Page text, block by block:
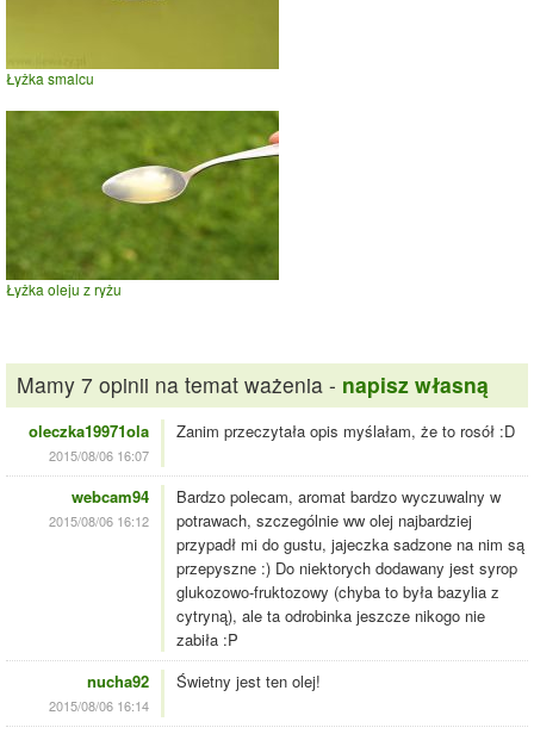
Łyżka smalcu
Łyżka oleju z ryżu
Mamy 7 opinii na temat ważenia - napisz własną
oleczka19971ola
2015/08/06 16:07
Zanim przeczytała opis myślałam, że to rosół :D
webcam94
2015/08/06 16:12
Bardzo polecam, aromat bardzo wyczuwalny w
potrawach, szczególnie ww olej najbardziej
przypadł mi do gustu, jajeczka sadzone na nim są
przepyszne :) Do niektorych dodawany jest syrop
glukozowo-fruktozowy (chyba to była bazylia z
cytryną), ale ta odrobinka jeszcze nikogo nie
zabiła :P
nucha92
2015/08/06 16:14
Świetny jest ten olej!